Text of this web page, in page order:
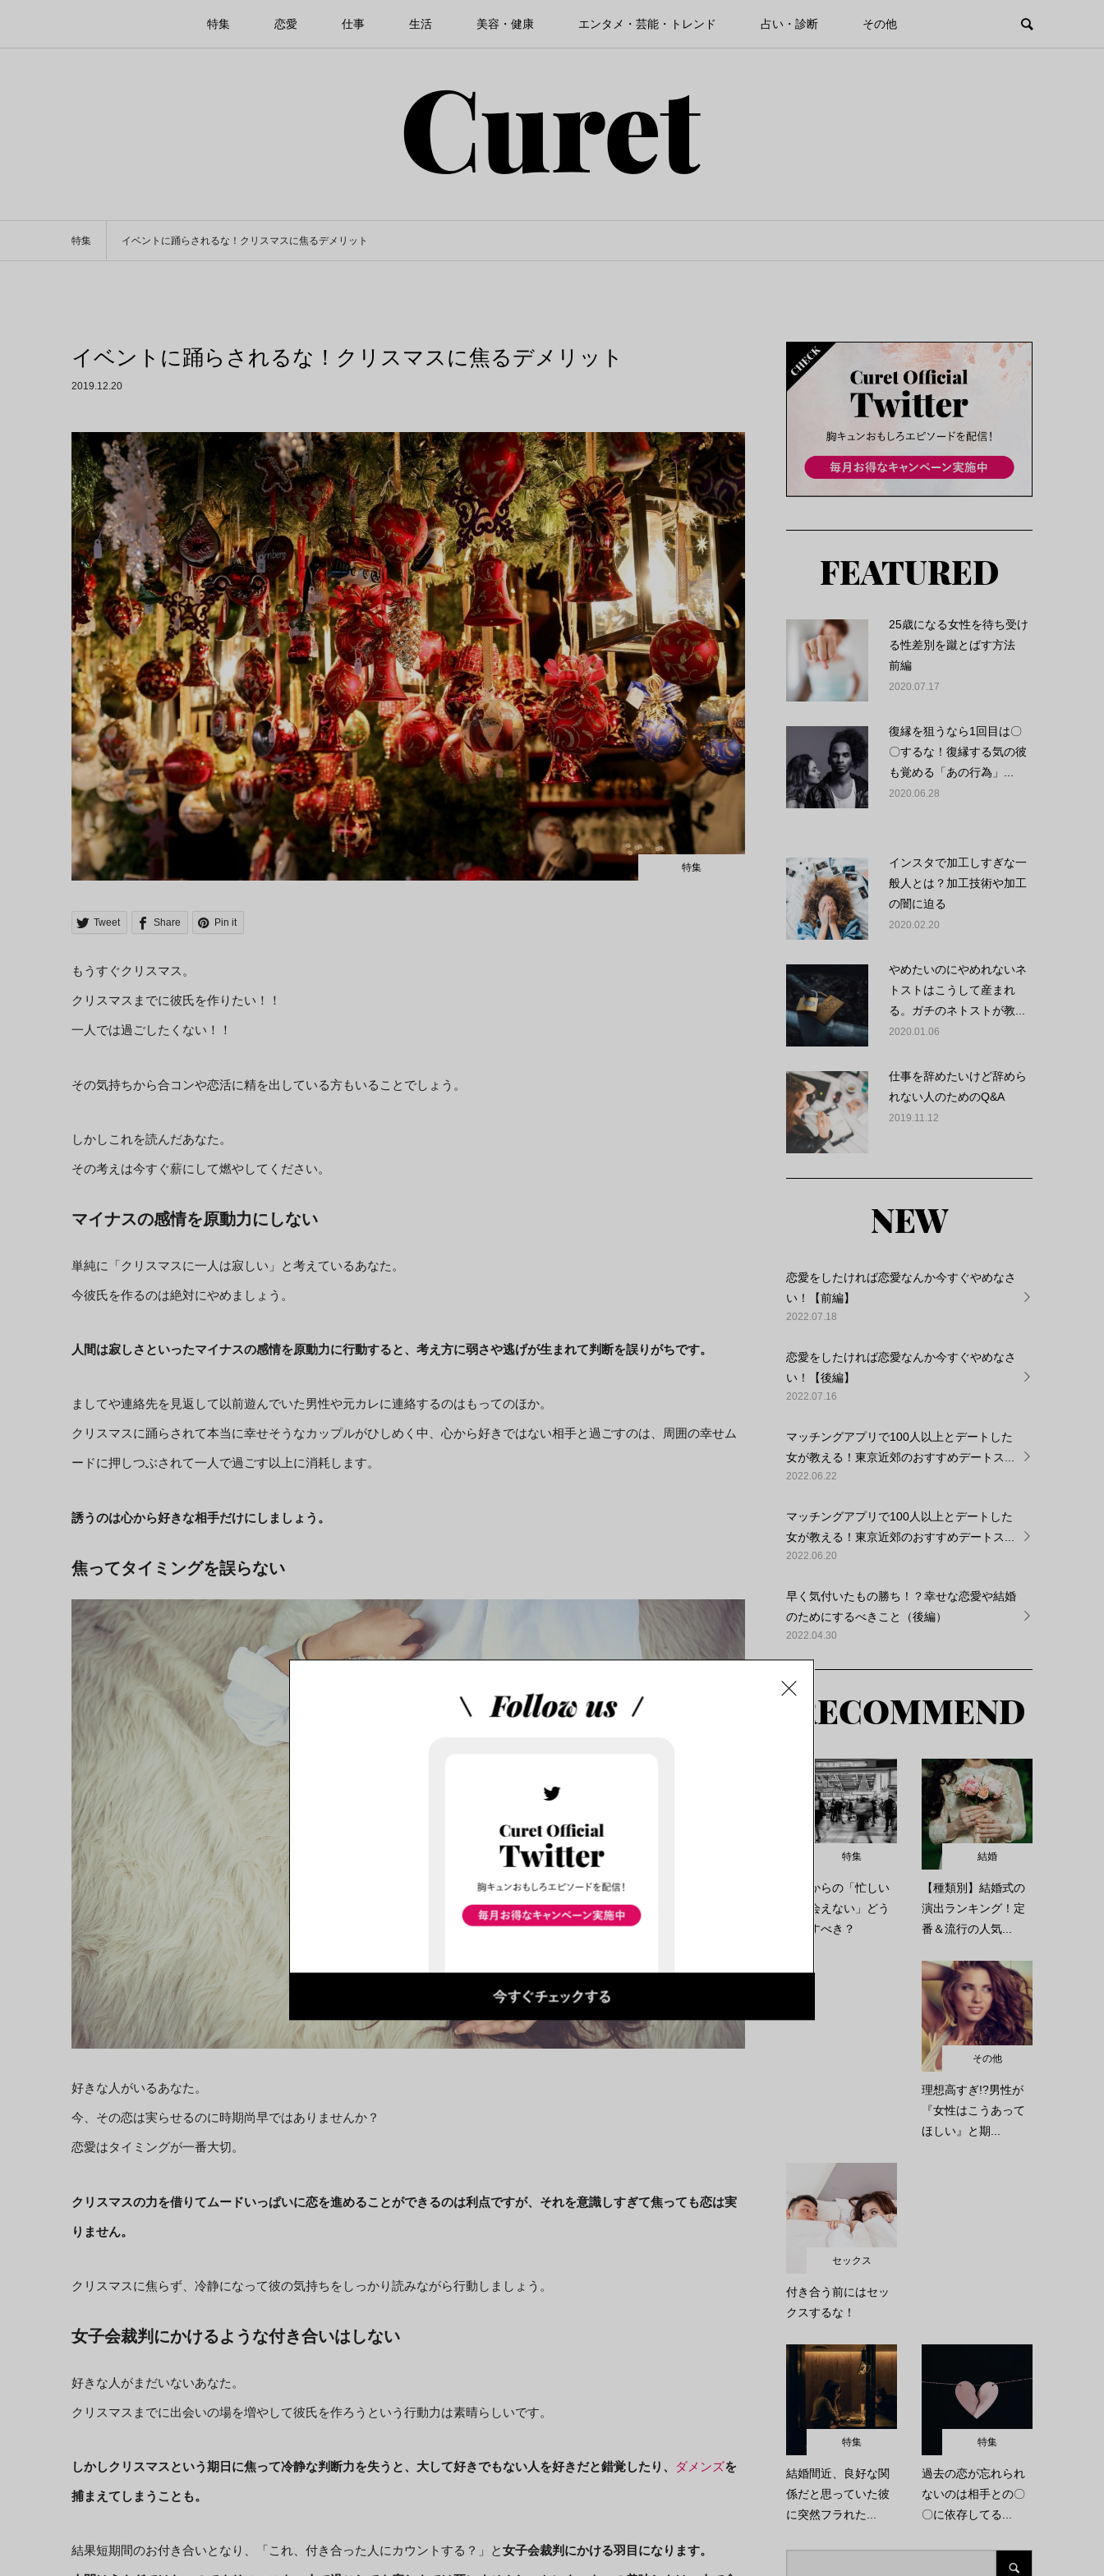
特集 恋愛 仕事 生活 美容・健康 エンタメ・芸能・トレンド 占い・診断 その他
特集 イベントに踊らされるな！クリスマスに焦るデメリット
イベントに踊らされるな！クリスマスに焦るデメリット
2019.12.20
特集
Tweet Share Pin it
もうすぐクリスマス。
クリスマスまでに彼氏を作りたい！！
一人では過ごしたくない！！
その気持ちから合コンや恋活に精を出している方もいることでしょう。
しかしこれを読んだあなた。
その考えは今すぐ薪にして燃やしてください。
マイナスの感情を原動力にしない
単純に「クリスマスに一人は寂しい」と考えているあなた。
今彼氏を作るのは絶対にやめましょう。
人間は寂しさといったマイナスの感情を原動力に行動すると、考え方に弱さや逃げが生まれて判断を誤りがちです。
ましてや連絡先を見返して以前遊んでいた男性や元カレに連絡するのはもってのほか。
クリスマスに踊らされて本当に幸せそうなカップルがひしめく中、心から好きではない相手と過ごすのは、周囲の幸せム
ードに押しつぶされて一人で過ごす以上に消耗します。
誘うのは心から好きな相手だけにしましょう。
焦ってタイミングを誤らない
好きな人がいるあなた。
今、その恋は実らせるのに時期尚早ではありませんか？
恋愛はタイミングが一番大切。
クリスマスの力を借りてムードいっぱいに恋を進めることができるのは利点ですが、それを意識しすぎて焦っても恋は実
りません。
クリスマスに焦らず、冷静になって彼の気持ちをしっかり読みながら行動しましょう。
女子会裁判にかけるような付き合いはしない
好きな人がまだいないあなた。
クリスマスまでに出会いの場を増やして彼氏を作ろうという行動力は素晴らしいです。
しかしクリスマスという期日に焦って冷静な判断力を失うと、大して好きでもない人を好きだと錯覚したり、 ダメンズを
捕まえてしまうことも。
結果短期間のお付き合いとなり、「これ、付き合った人にカウントする？」と女子会裁判にかける羽目になります。
FEATURED
25歳になる女性を待ち受け
る性差別を蹴とばす方法
前編
2020.07.17
復縁を狙うなら1回目は〇
〇するな！復縁する気の彼
も覚める「あの行為」...
2020.06.28
インスタで加工しすぎな一
般人とは？加工技術や加工
の闇に迫る
2020.02.20
やめたいのにやめれないネ
トストはこうして産まれ
る。ガチのネトストが教...
2020.01.06
仕事を辞めたいけど辞めら
れない人のためのQ&A
2019.11.12
NEW
恋愛をしたければ恋愛なんか今すぐやめなさ
い！【前編】
2022.07.18
恋愛をしたければ恋愛なんか今すぐやめなさ
い！【後編】
2022.07.16
マッチングアプリで100人以上とデートした
女が教える！東京近郊のおすすめデートス...
2022.06.22
マッチングアプリで100人以上とデートした
女が教える！東京近郊のおすすめデートス...
2022.06.20
早く気付いたもの勝ち！？幸せな恋愛や結婚
のためにするべきこと（後編）
2022.04.30
RECOMMEND
特集
彼氏からの「忙しい
から会えない」どう
対応すべき？
結婚
【種類別】結婚式の
演出ランキング！定
番＆流行の人気...
その他
理想高すぎ!?男性が
『女性はこうあって
ほしい』と期...
セックス
付き合う前にはセッ
クスするな！
特集
結婚間近、良好な関
係だと思っていた彼
に突然フラれた...
特集
過去の恋が忘れられ
ないのは相手との〇
〇に依存してる...